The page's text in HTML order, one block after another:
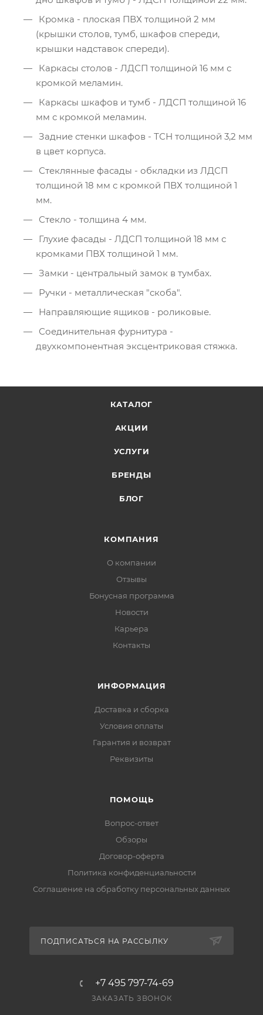
Кромка - плоская ПВХ толщиной 2 мм
(крышки столов, тумб, шкафов спереди,
крышки надставок спереди).
Каркасы столов - ЛДСП толщиной 16 мм с
кромкой меламин.
Каркасы шкафов и тумб - ЛДСП толщиной 16
мм с кромкой меламин.
Задние стенки шкафов - ТСН толщиной 3,2 мм
в цвет корпуса.
Стеклянные фасады - обкладки из ЛДСП
толщиной 18 мм с кромкой ПВХ толщиной 1
мм.
Стекло - толщина 4 мм.
Глухие фасады - ЛДСП толщиной 18 мм с
кромками ПВХ толщиной 1 мм.
Замки - центральный замок в тумбах.
Ручки - металлическая "скоба".
Направляющие ящиков - роликовые.
Соединительная фурнитура -
двухкомпонентная эксцентриковая стяжка.
КАТАЛОГ
АКЦИИ
УСЛУГИ
БРЕНДЫ
БЛОГ
КОМПАНИЯ
О компании
Отзывы
Бонусная программа
Новости
Карьера
Контакты
ИНФОРМАЦИЯ
Доставка и сборка
Условия оплаты
Гарантия и возврат
Реквизиты
ПОМОЩЬ
Вопрос-ответ
Обзоры
Договор-оферта
Политика конфиденциальности
Соглашение на обработку персональных данных
ПОДПИСАТЬСЯ НА РАССЫЛКУ
+7 495 797-74-69
ЗАКАЗАТЬ ЗВОНОК